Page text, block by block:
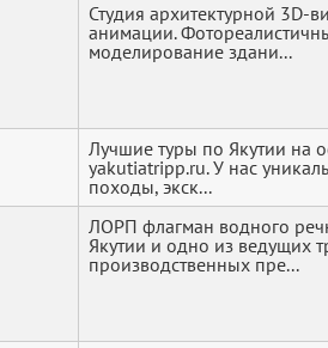
Студия архитектурной 3D-
анимации.
моделирование здани...
Лучшие туры по Якутии на
yakutiatripp.ru. У нас
походы, экск...
ЛОРП флагман водного
Якутии и одно из ведущих
производственных пре...